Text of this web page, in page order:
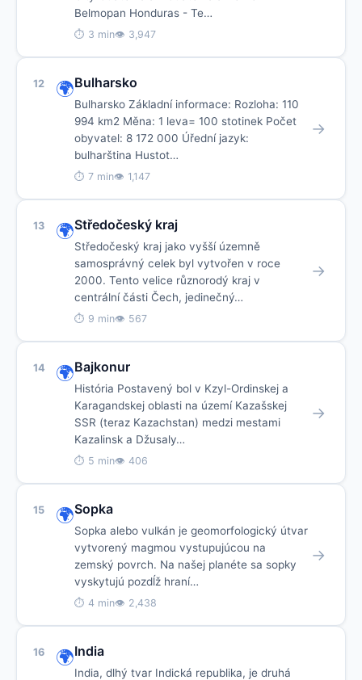
Belmopan Honduras - Te…
⏱ 3 min👁 3,947
12 🌍Bulharsko
Bulharsko Základní informace: Rozloha: 110
994 km2 Měna: 1 leva= 100 stotinek Počet
obyvatel: 8 172 000 Úřední jazyk:
bulharština Hustot…
⏱ 7 min👁 1,147
→
13 🌍Středočeský kraj
Středočeský kraj jako vyšší územně
samosprávný celek byl vytvořen v roce
2000. Tento velice různorodý kraj v
centrální části Čech, jedinečný…
⏱ 9 min👁 567
→
14 🌍Bajkonur
História Postavený bol v Kzyl-Ordinskej a
Karagandskej oblasti na území Kazašskej
SSR (teraz Kazachstan) medzi mestami
Kazalinsk a Džusaly…
⏱ 5 min👁 406
→
15 🌍Sopka
Sopka alebo vulkán je geomorfologický útvar
vytvorený magmou vystupujúcou na
zemský povrch. Na našej planéte sa sopky
vyskytujú pozdĺž hraní…
⏱ 4 min👁 2,438
→
16 🌍India
India, dlhý tvar Indická republika, je druhá